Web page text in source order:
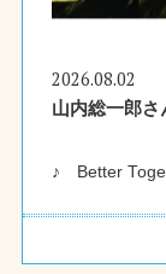
2026.08.02
山内総一郎さ
♪ Better